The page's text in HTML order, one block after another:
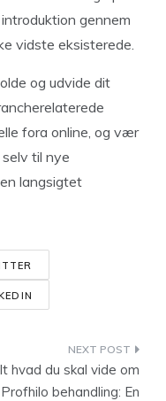
gennem
vidste eksisterede.
og udvide dit
fora online, og vær
til nye
langsigtet
hvad du skal vide om
Profhilo behandling: En